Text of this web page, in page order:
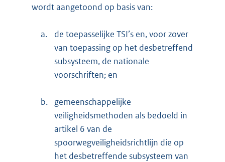
wordt aangetoond op basis van:
a.
de toepasselijke TSI’s en, voor zover
van toepassing op het desbetreffend
subsysteem, de nationale
voorschriften; en
b.
gemeenschappelijke
veiligheidsmethoden als bedoeld in
artikel 6 van de
spoorwegveiligheidsrichtlijn die op
het desbetreffende subsysteem van